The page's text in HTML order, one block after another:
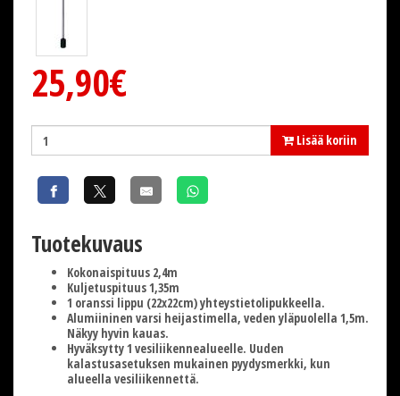
25,90€
Lisää koriin
Tuotekuvaus
Kokonaispituus 2,4m
Kuljetuspituus 1,35m
1 oranssi lippu (22x22cm) yhteystietolipukkeella.
Alumiininen varsi heijastimella, veden yläpuolella 1,5m.
Näkyy hyvin kauas.
Hyväksytty1 vesiliikennealueelle. Uuden
kalastusasetuksen mukainen pyydysmerkki, kun
alueella vesiliikennettä.